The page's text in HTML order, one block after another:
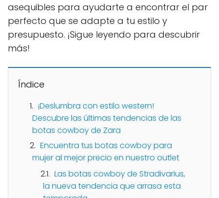
asequibles para ayudarte a encontrar el par
perfecto que se adapte a tu estilo y
presupuesto. ¡Sigue leyendo para descubrir
más!
Índice
¡Deslumbra con estilo western!
Descubre las últimas tendencias de las
botas cowboy de Zara
Encuentra tus botas cowboy para
mujer al mejor precio en nuestro outlet
Las botas cowboy de Stradivarius,
la nueva tendencia que arrasa esta